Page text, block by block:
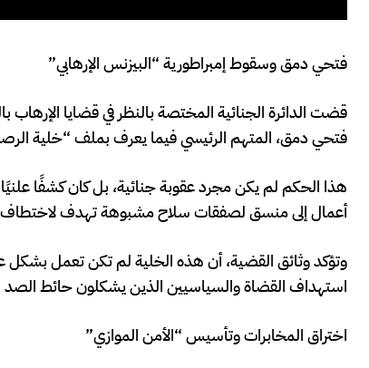
فتحي دمق وسقوط إمبراطورية “البيزنس الإرهابي”
فتحي دمق، المتهم الرئيسي فيما يعرف بملف “خلية
هذا الحكم لم يكن مجرد عقوبة جنائية، بل كان كشفًا
أعمال إلى منسق لصفقات سلاح مشبوهة تهدف
وتؤكد وثائق القضية، أن هذه الخلية لم تكن تعمل بشكل
استهداف القضاة والسياسيين الذين يشكلون حائط الصد
اختراق المخابرات وتأسيس “الأمن الموازي”